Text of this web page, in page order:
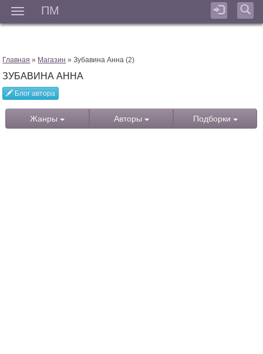
ПМ
Главная » Магазин » Зубавина Анна (2)
ЗУБАВИНА АННА
Блог автора
Жанры Авторы Подборки